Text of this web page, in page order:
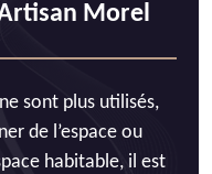
Morel
sont plus utilisés,
de l’espace ou
habitable, il est